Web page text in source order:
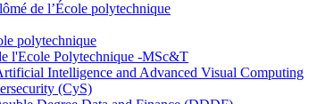
de l’École polytechnique
polytechnique
l'Ecole Polytechnique -MSc&T
Intelligence and Advanced Visual Computing
(CyS)